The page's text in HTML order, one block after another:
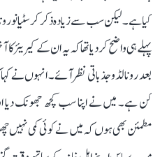
پہلے ہی واضح کر دیا تھا کہ یہ ان کے
بعد رونالڈو جذباتی نظر آئے۔ انہوں نے
کن ہے۔ میں نے اپنا سب کچھ جھونک
مطمئن بھی ہوں کہ میں نے کوئی کمی نہیں